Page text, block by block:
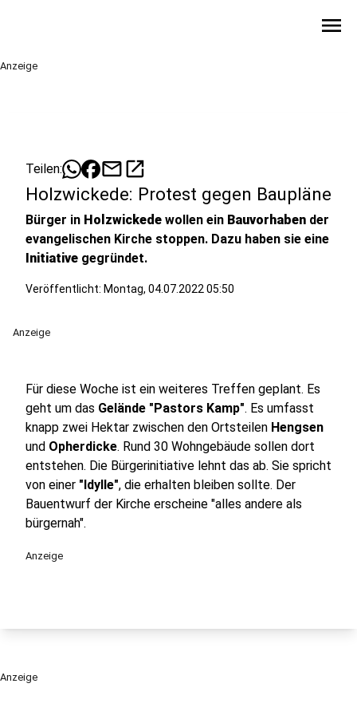
menu
Anzeige
Teilen: mailopen_in_new
Holzwickede: Protest gegen Baupläne
Bürger in Holzwickede wollen ein Bauvorhaben der
evangelischen Kirche stoppen. Dazu haben sie eine
Initiative gegründet.
Veröffentlicht: Montag, 04.07.2022 05:50
Anzeige
Für diese Woche ist ein weiteres Treffen geplant. Es
geht um das Gelände "Pastors Kamp". Es umfasst
knapp zwei Hektar zwischen den Ortsteilen Hengsen
und Opherdicke. Rund 30 Wohngebäude sollen dort
entstehen. Die Bürgerinitiative lehnt das ab. Sie spricht
von einer "Idylle", die erhalten bleiben sollte. Der
Bauentwurf der Kirche erscheine "alles andere als
bürgernah".
Anzeige
Anzeige